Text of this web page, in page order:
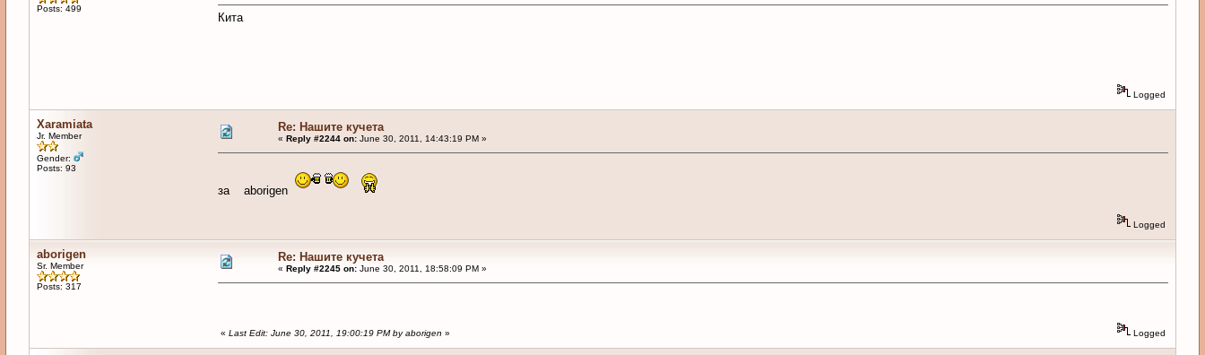
Posts: 499
Кита
Logged
Xaramiata
Jr. Member
Gender:
Posts: 93
Re: Нашите кучета
« Reply #2244 on:June 30, 2011, 14:43:19 PM »
за aborigen
Logged
aborigen
Sr. Member
Posts: 317
Re: Нашите кучета
« Reply #2245 on:June 30, 2011, 18:58:09 PM »
« Last Edit: June 30, 2011, 19:00:19 PM by aborigen » Logged